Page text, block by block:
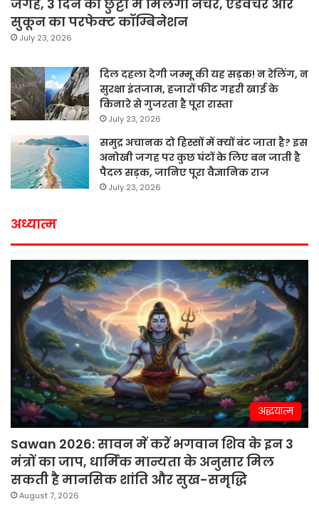
जगहें, 3 दिन की छुट्टी में मिलेगा नेचर, एडवेंचर और
सुकून का परफेक्ट कॉम्बिनेशन
July 23, 2026
दिल दहला देगी जम्मू की यह सड़क! न रेलिंग, न
सुरक्षा इंतजाम, हजारों फीट गहरी खाई के
किनारे से गुजरता है पूरा रास्ता
July 23, 2026
समुद्र अचानक दो हिस्सों में क्यों बंट जाता है? इस
अनोखी जगह पर कुछ घंटों के लिए बन जाती है
पैदल सड़क, जानिए पूरा वैज्ञानिक राज
July 23, 2026
अध्यात्म
अद्धयात्म
Sawan 2026: सावन में करें भगवान शिव के इन 3
मंत्रों का जाप, धार्मिक मान्यता के अनुसार मिल
सकती है मानसिक शांति और सुख-समृद्धि
August 7, 2026